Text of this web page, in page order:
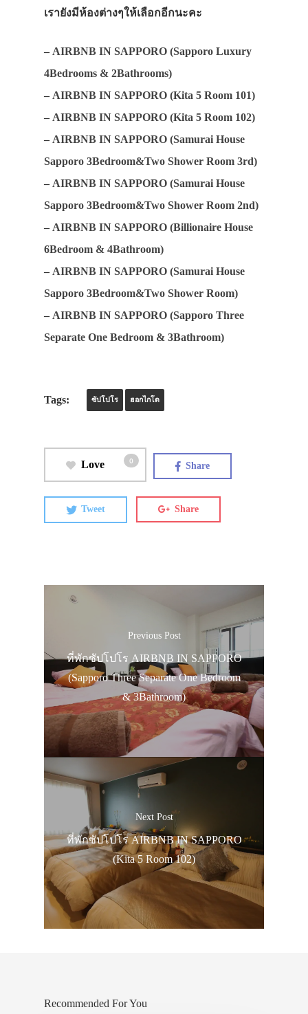
เรายังมีห้องต่างๆให้เลือกอีกนะคะ
– AIRBNB IN SAPPORO (Sapporo Luxury
4Bedrooms & 2Bathrooms)
– AIRBNB IN SAPPORO (Kita 5 Room 101)
– AIRBNB IN SAPPORO (Kita 5 Room 102)
– AIRBNB IN SAPPORO (Samurai House
Sapporo 3Bedroom&Two Shower Room 3rd)
– AIRBNB IN SAPPORO (Samurai House
Sapporo 3Bedroom&Two Shower Room 2nd)
– AIRBNB IN SAPPORO (Billionaire House
6Bedroom & 4Bathroom)
– AIRBNB IN SAPPORO (Samurai House
Sapporo 3Bedroom&Two Shower Room)
– AIRBNB IN SAPPORO (Sapporo Three
Separate One Bedroom & 3Bathroom)
Tags: ซัปโปโร ฮอกไกโด
Love 0 Share
Tweet Share
Previous Post
ที่พักซัปโปโร AIRBNB IN SAPPORO
(Sapporo Three Separate One Bedroom
& 3Bathroom)
Next Post
ที่พักซัปโปโร AIRBNB IN SAPPORO
(Kita 5 Room 102)
Recommended For You
ประเทศญี่ปุ่น
เดินทาง
ทัวร์
ที่พัก
สาระน่ารู้
VIDEO
ภาพประทับใจ